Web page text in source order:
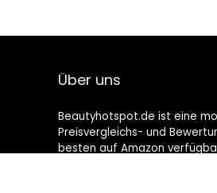
Über uns
Beautyhotspot.de ist eine
Preisvergleichs- und
besten auf Amazon